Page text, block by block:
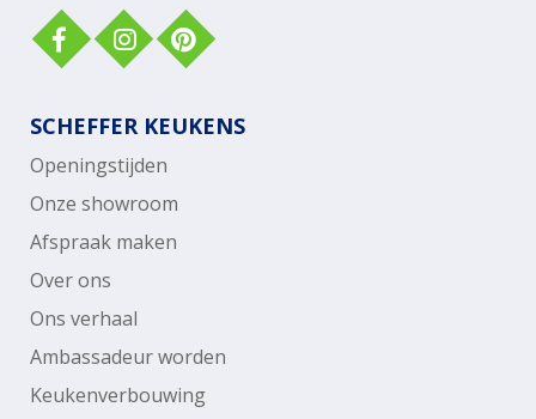
SCHEFFER KEUKENS
Openingstijden
Onze showroom
Afspraak maken
Over ons
Ons verhaal
Ambassadeur worden
Keukenverbouwing